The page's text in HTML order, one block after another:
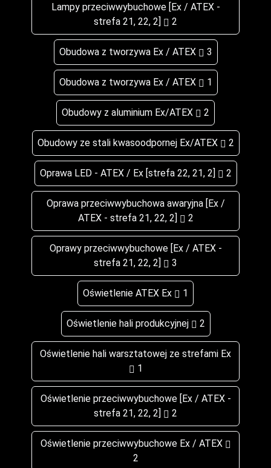
Lampy przeciwwybuchowe [Ex / ATEX -
strefa 21, 22, 2]
2
Obudowa z tworzywa Ex / ATEX 3
Obudowa z tworzywa Ex / ATEX 1
Obudowy z aluminium Ex/ATEX 2
Obudowy ze stali kwasoodpornej Ex/ATEX 2
Oprawa LED - ATEX / Ex [strefa 22, 21, 2] 2
Oprawa przeciwwybuchowa awaryjna [Ex /
ATEX - strefa 21, 22, 2]
2
Oprawy przeciwwybuchowe [Ex / ATEX -
strefa 21, 22, 2]
3
Oświetlenie ATEX Ex 1
Oświetlenie hali produkcyjnej 2
Oświetlenie hali warsztatowej ze strefami Ex
1
Oświetlenie przeciwwybuchowe [Ex / ATEX -
strefa 21, 22, 2]
2
Oświetlenie przeciwwybuchowe Ex / ATEX
2